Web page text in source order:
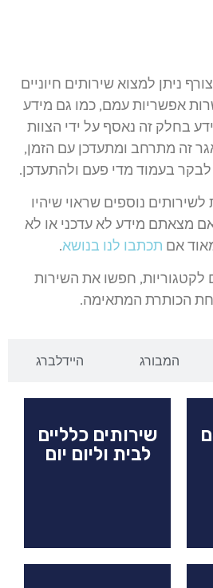
ניתן למצוא שירותים חיוניים
אפשריות עמם, כמו גם מידע
בחלק זה נאסף על ידי הצוות
זה מתרחב ומתעדכן עם הזמן,
לבקר בעמוד מדי פעם ולהתעדכן.
לשירותים נוספים שראוי שיהיו
מצאתם מידע לא עדכני או לא
אם תכתבו לנו בנושא.
לקטגוריות, חפשו את השירות
הכותרת המתאימה.
המבורג היידלברג
שירותים כלליים
לבית וליום יום